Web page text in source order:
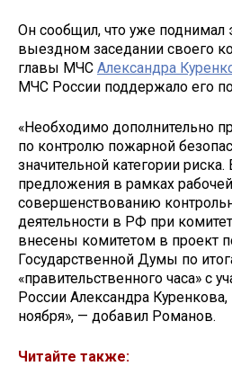
Он сообщил, что уже поднимал
выездном заседании своего
главы МЧС Александра
МЧС России поддержало его
«Необходимо дополнительно
по контролю пожарной
значительной категории
предложения в рамках
совершенствованию
деятельности в РФ при
внесены комитетом в проект
Государственной Думы по
«правительственного часа» с
России Александра Куренкова,
ноября», — добавил Романов.
Читайте также: